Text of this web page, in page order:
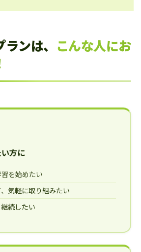
ンは、 こんな人にお
方に
を始めたい
気軽に取り組みたい
続したい